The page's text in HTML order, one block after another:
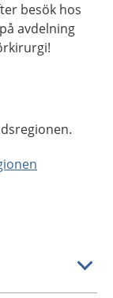
besök hos
avdelning